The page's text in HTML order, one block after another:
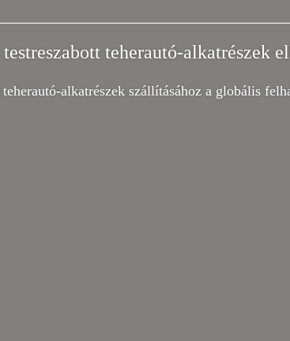
teherautó-alkatrészek
alkatrészek szállításához a globális